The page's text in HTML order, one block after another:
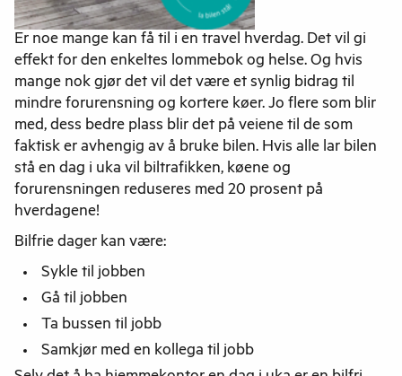
Er noe mange kan få til i en travel hverdag. Det vil gi
effekt for den enkeltes lommebok og helse. Og hvis
mange nok gjør det vil det være et synlig bidrag til
mindre forurensning og kortere køer. Jo flere som blir
med, dess bedre plass blir det på veiene til de som
faktisk er avhengig av å bruke bilen. Hvis alle lar bilen
stå en dag i uka vil biltrafikken, køene og
forurensningen reduseres med 20 prosent på
hverdagene!
Bilfrie dager kan være:
Sykle til jobben
Gå til jobben
Ta bussen til jobb
Samkjør med en kollega til jobb